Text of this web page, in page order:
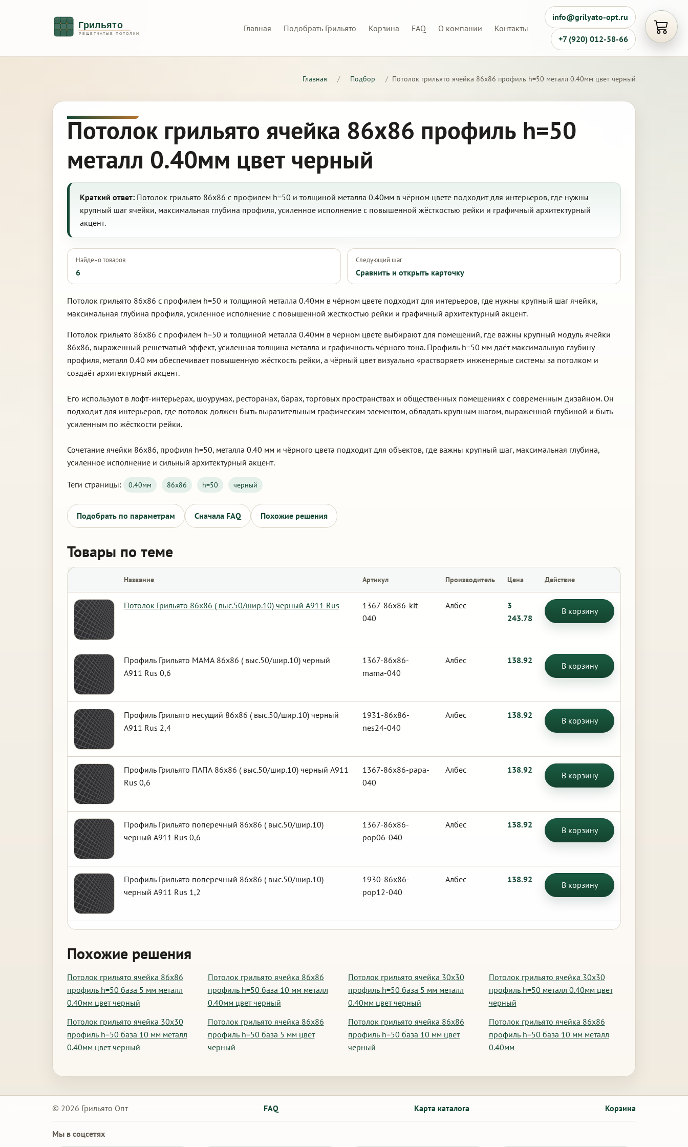
Главная Подобрать Грильято Корзина FAQ О компании Контакты
info@grilyato-opt.ru
+7 (920) 012-58-66
Главная / Подбор / Потолок грильято ячейка 86х86 профиль h=50 металл 0.40мм цвет черный
Потолок грильято ячейка 86х86 профиль h=50
металл 0.40мм цвет черный
Краткий ответ: Потолок грильято 86х86 с профилем h=50 и толщиной металла 0.40мм в чёрном цвете подходит для интерьеров, где нужны
крупный шаг ячейки, максимальная глубина профиля, усиленное исполнение с повышенной жёсткостью рейки и графичный архитектурный
акцент.
Найдено товаров
6
Следующий шаг
Сравнить и открыть карточку
Потолок грильято 86х86 с профилем h=50 и толщиной металла 0.40мм в чёрном цвете подходит для интерьеров, где нужны крупный шаг ячейки,
максимальная глубина профиля, усиленное исполнение с повышенной жёсткостью рейки и графичный архитектурный акцент.
Потолок грильято 86х86 с профилем h=50 и толщиной металла 0.40мм в чёрном цвете выбирают для помещений, где важны крупный модуль ячейки
86х86, выраженный решетчатый эффект, усиленная толщина металла и графичность чёрного тона. Профиль h=50 мм даёт максимальную глубину
профиля, металл 0.40 мм обеспечивает повышенную жёсткость рейки, а чёрный цвет визуально «растворяет» инженерные системы за потолком и
создаёт архитектурный акцент.
Его используют в лофт-интерьерах, шоурумах, ресторанах, барах, торговых пространствах и общественных помещениях с современным дизайном. Он
подходит для интерьеров, где потолок должен быть выразительным графическим элементом, обладать крупным шагом, выраженной глубиной и быть
усиленным по жёсткости рейки.
Сочетание ячейки 86х86, профиля h=50, металла 0.40 мм и чёрного цвета подходит для объектов, где важны крупный шаг, максимальная глубина,
усиленное исполнение и сильный архитектурный акцент.
Теги страницы: 0.40мм 86х86 h=50 черный
Подобрать по параметрам Сначала FAQ Похожие решения
Товары по теме
Название Артикул Производитель Цена Действие
Потолок Грильято 86х86 ( выс.50/шир.10) черный А911 Rus
1367-86x86-kit-
040
Албес
3
243.78
В корзину
Профиль Грильято МАМА 86х86 ( выс.50/шир.10) черный
А911 Rus 0,6
1367-86x86-
mama-040
Албес 138.92
В корзину
Профиль Грильято несущий 86х86 ( выс.50/шир.10) черный
А911 Rus 2,4
1931-86x86-
nes24-040
Албес 138.92
В корзину
Профиль Грильято ПАПА 86х86 ( выс.50/шир.10) черный А911
Rus 0,6
1367-86x86-papa-
040
Албес 138.92
В корзину
Профиль Грильято поперечный 86х86 ( выс.50/шир.10)
черный А911 Rus 0,6
1367-86x86-
pop06-040
Албес 138.92
В корзину
Профиль Грильято поперечный 86х86 ( выс.50/шир.10)
черный А911 Rus 1,2
1930-86x86-
pop12-040
Албес 138.92
В корзину
Похожие решения
Потолок грильято ячейка 86х86
профиль h=50 база 5 мм металл
0.40мм цвет черный
Потолок грильято ячейка 86х86
профиль h=50 база 10 мм металл
0.40мм цвет черный
Потолок грильято ячейка 30х30
профиль h=50 база 5 мм металл
0.40мм цвет черный
Потолок грильято ячейка 30х30
профиль h=50 металл 0.40мм цвет
черный
Потолок грильято ячейка 30х30
профиль h=50 база 10 мм металл
0.40мм цвет черный
Потолок грильято ячейка 86х86
профиль h=50 база 5 мм цвет
черный
Потолок грильято ячейка 86х86
профиль h=50 база 10 мм цвет
черный
Потолок грильято ячейка 86х86
профиль h=50 база 10 мм металл
0.40мм
© 2026 Грильято Опт FAQ Карта каталога Корзина
Мы в соцсетях
Открыть